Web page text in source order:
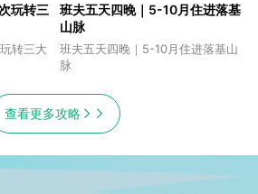
玩转三
转三大
班夫五天四晚｜5-10月住进落基
山脉
班夫五天四晚｜5-10月住进落基山
脉
查看更多攻略